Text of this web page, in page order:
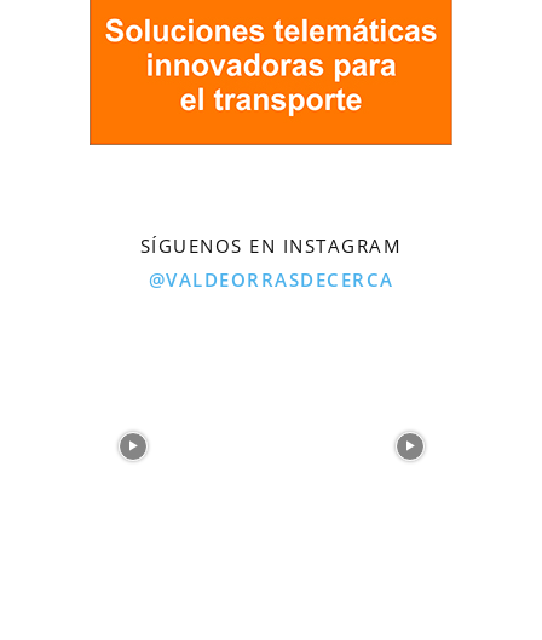
SÍGUENOS EN INSTAGRAM
@VALDEORRASDECERCA